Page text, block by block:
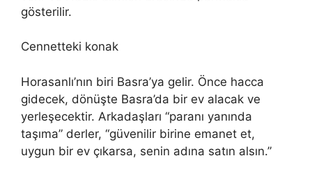
gösterilir.
Cennetteki konak
Horasanlı’nın biri Basra’ya gelir. Önce hacca
gidecek, dönüşte Basra’da bir ev alacak ve
yerleşecektir. Arkadaşları “paranı yanında
taşıma” derler, “güvenilir birine emanet et,
uygun bir ev çıkarsa, senin adına satın alsın.”